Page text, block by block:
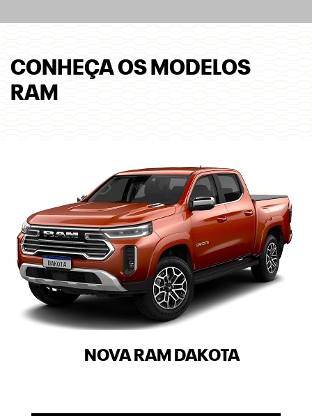
CONHEÇA OS MODELOS
RAM
NOVA RAM DAKOTA